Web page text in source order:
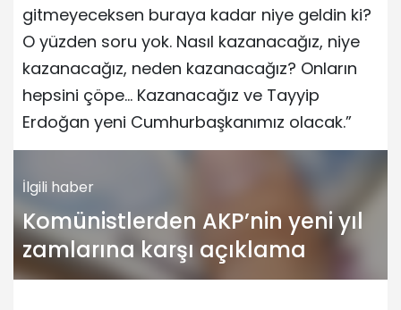
gitmeyeceksen buraya kadar niye geldin ki?
O yüzden soru yok. Nasıl kazanacağız, niye
kazanacağız, neden kazanacağız? Onların
hepsini çöpe… Kazanacağız ve Tayyip
Erdoğan yeni Cumhurbaşkanımız olacak.”
İlgili haber
Komünistlerden AKP’nin yeni yıl
zamlarına karşı açıklama